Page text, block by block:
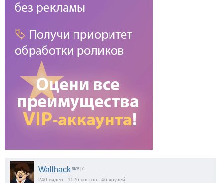
Wallhack 6185 | 0
240 видео 1526 постов 46 друзей